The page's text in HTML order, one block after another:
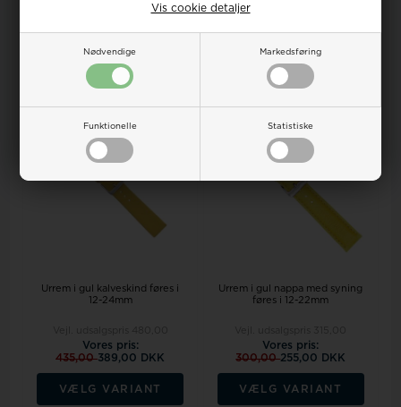
Nødvendige Markedsføring
Funktionelle Statistiske
Vis cookie detaljer
223,00 DKK
Bestillingsvare
300,00
Bestillingsvare
Urrem i gul kalveskind føres i
12-24mm
Vores pris:
435,00389,00 DKK
VÆLG VARIANT
Urrem i gul nappa med syning
føres i 12-22mm
Vores pris:
300,00255,00 DKK
VÆLG VARIANT